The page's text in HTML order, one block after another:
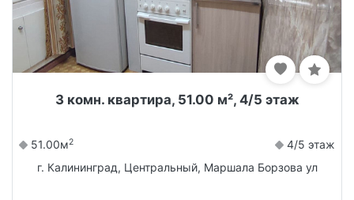
3 комн. квартира, 51.00 м², 4/5 этаж
51.00м2
4/5 этаж
г. Калининград, Центральный, Маршала Борзова ул